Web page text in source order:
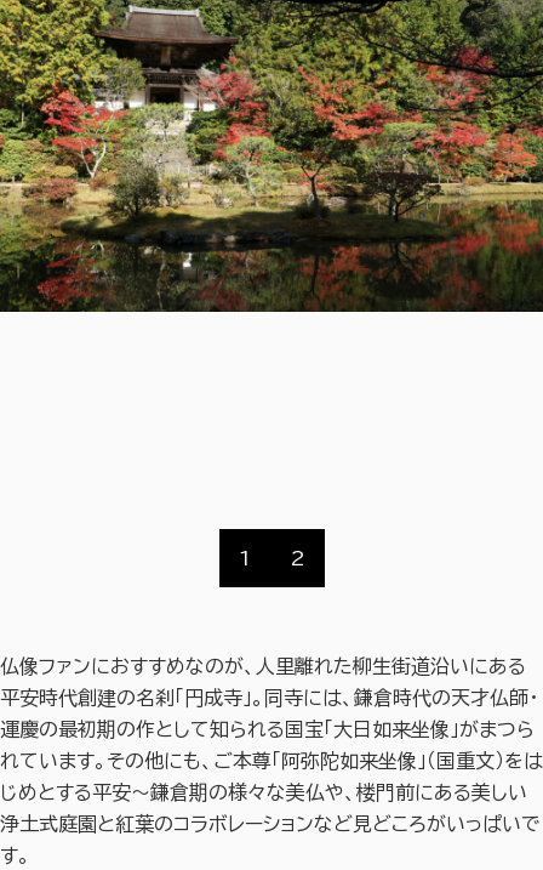
1 2
仏像ファンにおすすめなのが、人里離れた柳生街道沿いにある
平安時代創建の名刹「円成寺」。同寺には、鎌倉時代の天才仏師・
運慶の最初期の作として知られる国宝「大日如来坐像」がまつら
れています。その他にも、ご本尊「阿弥陀如来坐像」（国重文）をは
じめとする平安～鎌倉期の様々な美仏や、楼門前にある美しい
浄土式庭園と紅葉のコラボレーションなど見どころがいっぱいで
す。